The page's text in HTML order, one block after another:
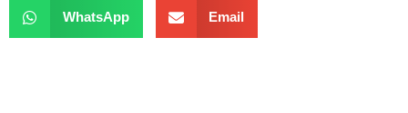
WhatsApp Email